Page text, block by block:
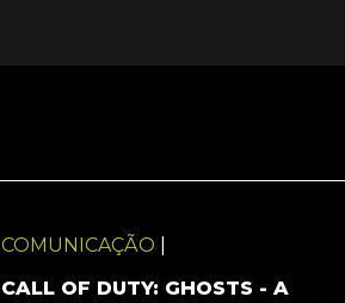
COMUNICAÇÃO
CALL OF DUTY: GHOSTS - A